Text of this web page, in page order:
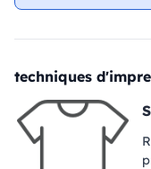
techniques